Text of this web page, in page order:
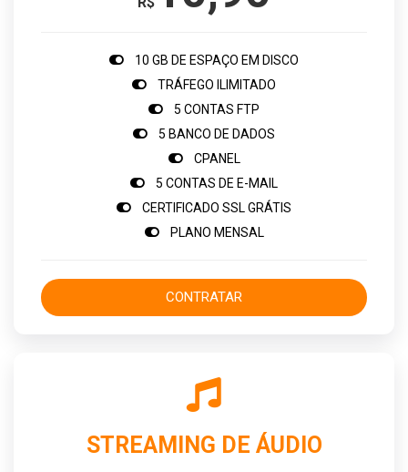
10 GB DE ESPAÇO EM DISCO
TRÁFEGO ILIMITADO
5 CONTAS FTP
5 BANCO DE DADOS
CPANEL
5 CONTAS DE E-MAIL
CERTIFICADO SSL GRÁTIS
PLANO MENSAL
CONTRATAR
STREAMING DE ÁUDIO